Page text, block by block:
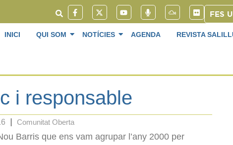
FES
INICI QUI SOM NOTÍCIES AGENDA REVISTA
i responsable
Comunitat Oberta
Barris que ens vam agrupar l’any 2000 per